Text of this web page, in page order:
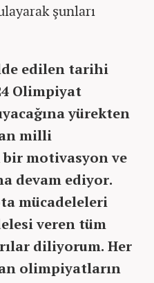
şunları
edilen tarihi
Olimpiyat
yürekten
milli
bir motivasyon ve
devam ediyor.
mücadeleleri
veren tüm
diliyorum. Her
olimpiyatların